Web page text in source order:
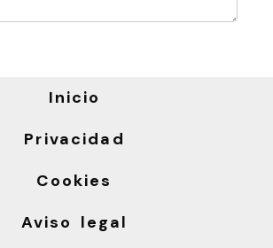
Inicio
Privacidad
Cookies
Aviso legal